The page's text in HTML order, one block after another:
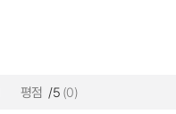
평점 /5 (0)